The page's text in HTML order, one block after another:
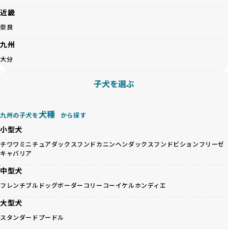
さらに、こうした評価結果は透明性を持って公開されている
ため、どのブリーダーを選んでも安心して子犬をお迎えいた
徹底した透明性こそが、BreederFamiliesの大きな特徴で
す。
BreederFamiliesは、ペット業界が抱える命の大量生産・大
量販売、負担の大きい流通構造、劣悪な飼育環境といった課
を促進することで、無駄な命の消費を減らし、命を大切にす
る社会の実現を目指しています。
さらに、売上の一部を保護団体や保護団体を支援する公益法
人へ寄付しています。多くのペット販売業者が、動物福祉へ
の取り組みが不十分であることを理由に寄付を断られる中、
ます。この活動により、保護が必要なワンちゃんの救済や保
護活動の支援にも貢献しています。
でなく、すべてのワンちゃんに優しい未来を創るための大き
な一歩です。ユーザーの皆さんがBreederFamiliesを通じて
ペットショップやオークションを介さずに直接飼い主に渡す
ことを大切にしています。また、彼らはお迎え先を自身で確
接の引き渡しを基本とします。
一方で、営利優先ブリーダーは、広範囲に販売するためにペ
「ペットショップ等を使わない」の詳細はこちら
近年、「小さくて可愛い」「珍しい毛色」という見た目の特
徴が人気を集め、高値で取引されることが多くなっていま
す。しかし、こうした特徴には健康リスクが伴う場合が少な
くありません。極小サイズは骨や心臓に負担がかかりやす
く、レアカラーには遺伝疾患のリスクが高まることがありま
営利優先ブリーダーは、このような流行や需要に応じて無理
な繁殖を行いがちです。小柄な母犬を繁殖に多用して体に負
ど、健康を犠牲にした管理がされることもあります。このよ
うな方法では、ワンちゃんの免疫力や体力が低下し、飼い主
近畿
奈良
九州
大分
子犬を選ぶ
九州の子犬を犬種 から探す
小型犬
チワワ ミニチュアダックスフンドカニンヘンダックスフンドビションフリーゼ
キャバリア
中型犬
フレンチブルドッグボーダーコリーコーイケルホンディエ
大型犬
スタンダードプードル